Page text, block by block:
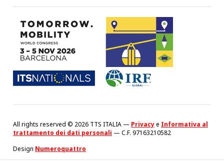
All rights reserved © 2026 TTS ITALIA — Privacye Informativa al
trattamento dei dati personali — C.F. 97163210582
Design Numeroquattro